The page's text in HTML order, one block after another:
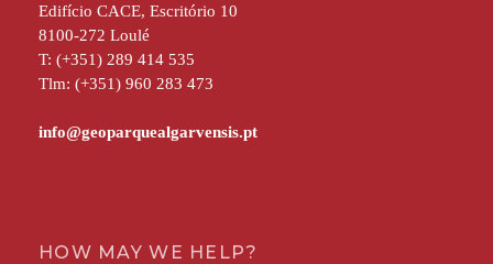
Edifício CACE, Escritório 10
8100-272 Loulé
T: (+351) 289 414 535
Tlm: (+351) 960 283 473
HOW MAY WE HELP?